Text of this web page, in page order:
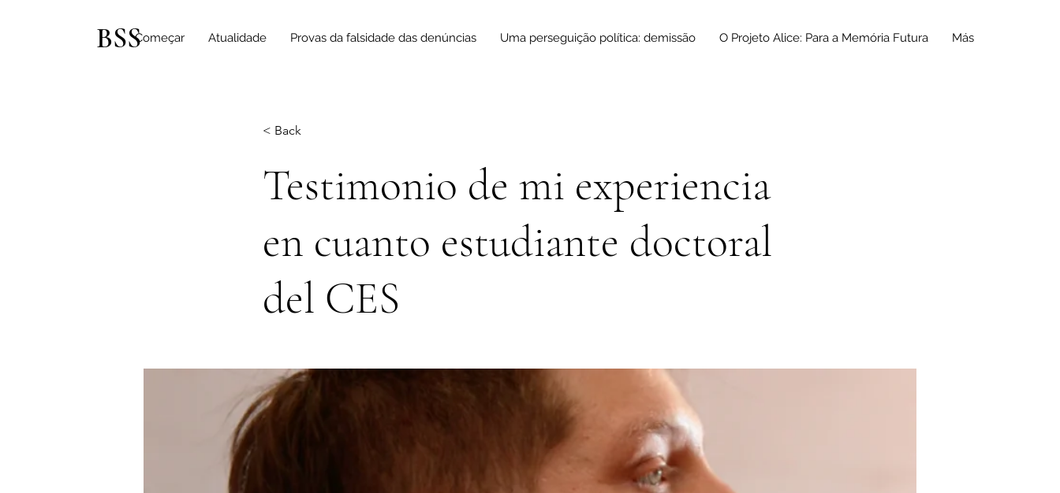
BSSComeçar Atualidade Provas da falsidade das denúncias Uma perseguição política: demissão O Projeto Alice: Para a Memória Futura Más
< Back
Testimonio de mi experiencia
en cuanto estudiante doctoral
del CES